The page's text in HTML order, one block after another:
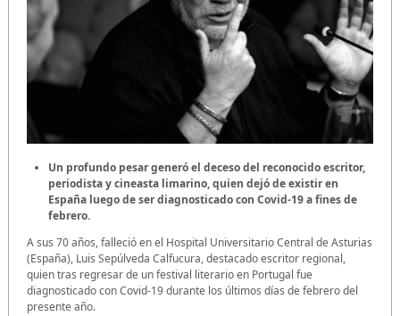
Un profundo pesar generó el deceso del reconocido escritor,
periodista y cineasta limarino, quien dejó de existir en
España luego de ser diagnosticado con Covid-19 a fines de
febrero.
A sus 70 años, falleció en el Hospital Universitario Central de Asturias
(España), Luis Sepúlveda Calfucura, destacado escritor regional,
quien tras regresar de un festival literario en Portugal fue
diagnosticado con Covid-19 durante los últimos días de febrero del
presente año.